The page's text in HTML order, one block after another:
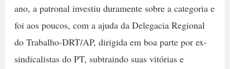
ano, a patronal investiu duramente sobre a categoria e
foi aos poucos, com a ajuda da Delegacia Regional
do Trabalho-DRT/AP, dirigida em boa parte por ex-
sindicalistas do PT, subtraindo suas vitórias e